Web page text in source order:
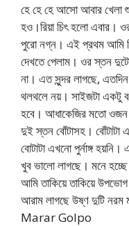
হে হে হে আসো আবার খেলা
হও।রিয়া চিৎ হলো এবার।
পুরো নগ্ন। এই প্রথম আমি
দেখতে পেলাম। ওর স্তন
না। এত সুন্দর লাগছে,
থলথলে নয়। সাইজটা একটু
হবে। আধাকেজির মতো ওজন
দুই স্তন বোঁটাসহ।
বোটাটা এখনো পুর্নাঙ্গ
খুব ভালো লাগছে। মনে হচ্ছে
আমি তাকিয়ে তাকিয়ে উপভোগ
আরাম লাগছে উষ্ণ দুটি
Marar Golpo